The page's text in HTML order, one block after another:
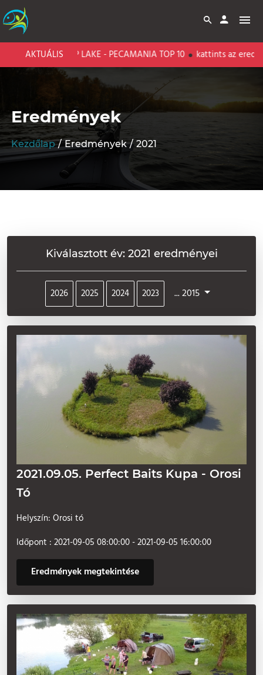
AKTUÁLIS
CARP LAKE - PECAMANIA TOP 10 kattints az eredményekért!
Eredmények
Kezdőlap Eredmények 2021
Kiválasztott év: 2021 eredményei
2026 2025 2024 2023 ... 2015
2021.09.05. Perfect Baits Kupa - Orosi
Tó
Helyszín: Orosi tó
Időpont : 2021-09-05 08:00:00 - 2021-09-05 16:00:00
Eredmények megtekintése